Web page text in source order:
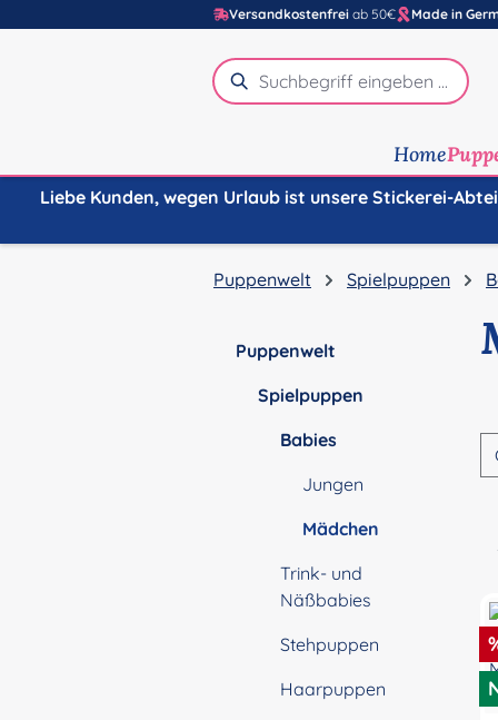
Hauptinhalt springen
Zur Suche springen
Zur Hauptnavigation springen
Versandkostenfrei ab 50€ Made in
Home
Liebe Kunden, wegen Urlaub ist unsere Stickerei-
Puppenwelt Spielpuppen
Puppenwelt
Spielpuppen
Babies
Jungen
Mädchen
Trink- und
Näßbabies
Stehpuppen
Haarpuppen